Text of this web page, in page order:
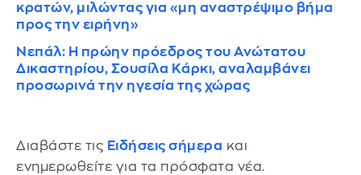
κρατών, μιλώντας για «μη αναστρέψιμο βήμα
προς την ειρήνη»
Νεπάλ: Η πρώην πρόεδρος του Ανώτατου
Δικαστηρίου, Σουσίλα Κάρκι, αναλαμβάνει
προσωρινά την ηγεσία της χώρας
Διαβάστε τις Ειδήσεις σήμερα και
ενημερωθείτε για τα πρόσφατα νέα.